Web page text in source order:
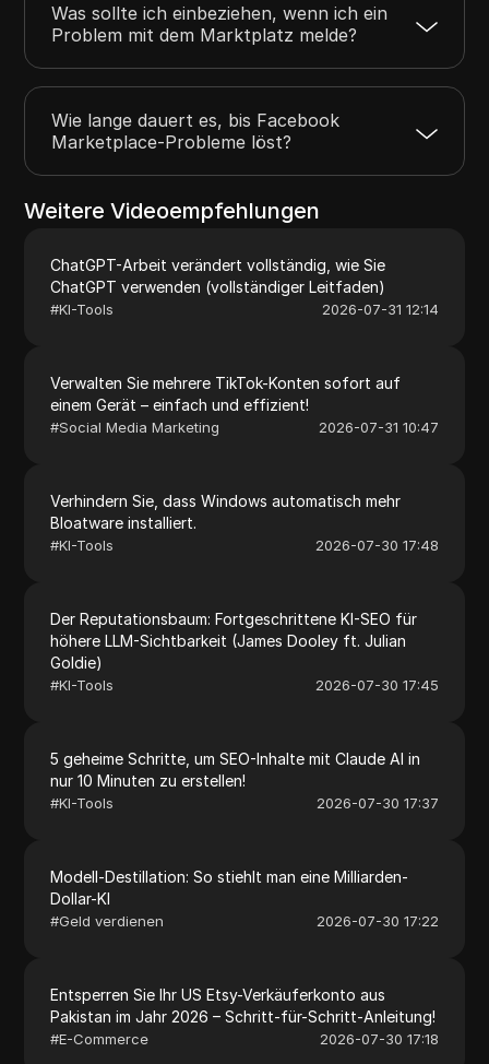
Was sollte ich einbeziehen, wenn ich ein
Problem mit dem Marktplatz melde?
Wie lange dauert es, bis Facebook
Marketplace-Probleme löst?
Weitere Videoempfehlungen
ChatGPT-Arbeit verändert vollständig, wie Sie
ChatGPT verwenden (vollständiger Leitfaden)
#KI-Tools 2026-07-31 12:14
Verwalten Sie mehrere TikTok-Konten sofort auf
einem Gerät – einfach und effizient!
#Social Media Marketing 2026-07-31 10:47
Verhindern Sie, dass Windows automatisch mehr
Bloatware installiert.
#KI-Tools 2026-07-30 17:48
Der Reputationsbaum: Fortgeschrittene KI-SEO für
höhere LLM-Sichtbarkeit (James Dooley ft. Julian
Goldie)
#KI-Tools 2026-07-30 17:45
5 geheime Schritte, um SEO-Inhalte mit Claude AI in
nur 10 Minuten zu erstellen!
#KI-Tools 2026-07-30 17:37
Modell-Destillation: So stiehlt man eine Milliarden-
Dollar-KI
#Geld verdienen 2026-07-30 17:22
Entsperren Sie Ihr US Etsy-Verkäuferkonto aus
Pakistan im Jahr 2026 – Schritt-für-Schritt-Anleitung!
#E-Commerce 2026-07-30 17:18